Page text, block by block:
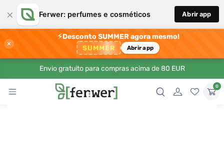
× Ferwer: perfumes e cosméticos Abrir app
×
⚡Desconto SUMMER agora mesmo!
SUMMER Abrir app
Envio gratuito para compras acima de 80 EUR
0